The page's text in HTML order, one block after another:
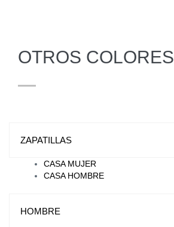
OTROS COLORES
ZAPATILLAS
CASA MUJER
CASA HOMBRE
HOMBRE